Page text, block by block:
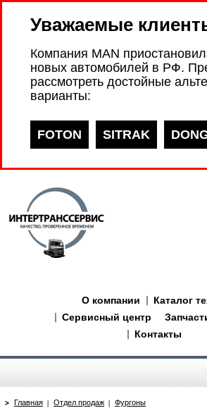
Уважаемые
Компания MAN
новых автомобилей в РФ.
рассмотреть достойные
варианты:
FOTON SITRAK
О компании
Каталог
Сервисный центр
Контакты
Главная Отдел продаж Фургоны